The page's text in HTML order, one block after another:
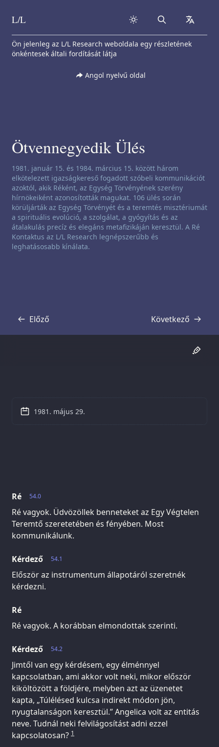
Skip to content
L/L Search
Ön jelenleg az L/L Research weboldala egy részletének
önkéntesek általi fordítását látja
Angol nyelvű oldal
Ötvennegyedik Ülés
Csatornázási nyilatkozat:
1981. január 15. és 1984. március 15. között három
elkötelezett igazságkereső fogadott szóbeli kommunikációt
azoktól, akik Réként, az Egység Törvényének szerény
hírnökeiként azonosították magukat. 106 ülés során
körüljárták az Egység Törvényét és a teremtés misztériumát
a spirituális evolúció, a szolgálat, a gyógyítás és az
átalakulás precíz és elegáns metafizikáján keresztül. A Ré
Kontaktus az L/L Research legnépszerűbb és
leghatásosabb kínálata.
Előző
Átirat Következő
Átirat
54.0
Ré
Ré vagyok. Üdvözöllek benneteket az Egy Végtelen
Teremtő szeretetében és fényében. Most
kommunikálunk.
54.1
Kérdező
Először az instrumentum állapotáról szeretnék
kérdezni.
Ré
Ré vagyok. A korábban elmondottak szerinti.
54.2
Kérdező
Jimtől van egy kérdésem, egy élménnyel
kapcsolatban, ami akkor volt neki, mikor először
kiköltözött a földjére, melyben azt az üzenetet
kapta, „Túlélésed kulcsa indirekt módon jön,
nyugtalanságon keresztül.” Angelica volt az entitás
neve. Tudnál neki felvilágosítást adni ezzel
kapcsolatosan? 1
1981. május 29.